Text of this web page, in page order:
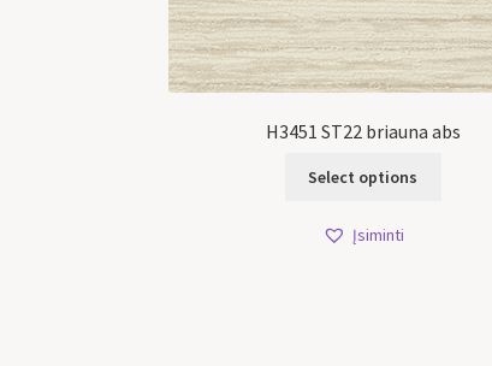
H3451 ST22 briauna abs
Select options
Įsiminti